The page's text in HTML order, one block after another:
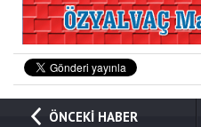
ÖNCEKİ HABER